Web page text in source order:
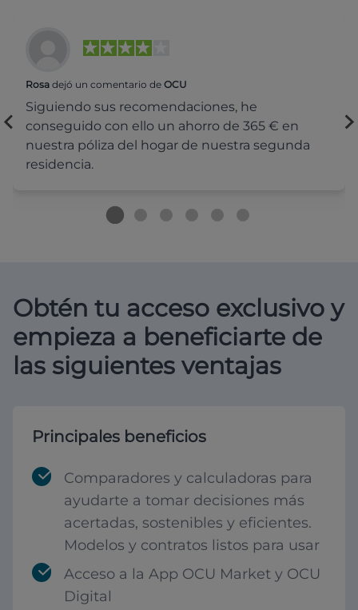
Rosa dejó un comentario de OCU
Siguiendo sus recomendaciones, he
conseguido con ello un ahorro de 365 € en
nuestra póliza del hogar de nuestra segunda
residencia.
Obtén tu acceso exclusivo y
empieza a beneficiarte de
las siguientes ventajas
Principales beneficios
Comparadores y calculadoras para
ayudarte a tomar decisiones más
acertadas, sostenibles y eficientes.
Modelos y contratos listos para usar
Acceso a la App OCU Market y OCU
Digital